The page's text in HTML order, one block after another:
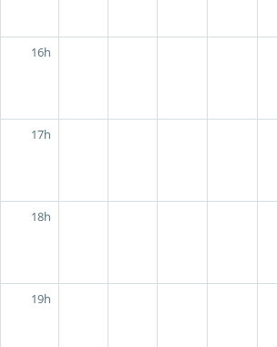
16h
17h
18h
19h